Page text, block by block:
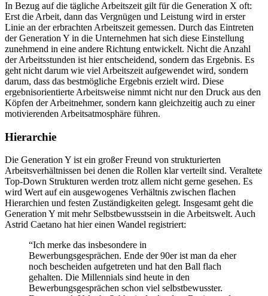
In Bezug auf die tägliche Arbeitszeit gilt für die Generation X oft:
Erst die Arbeit, dann das Vergnügen und Leistung wird in erster
Linie an der erbrachten Arbeitszeit gemessen. Durch das Eintreten
der Generation Y in die Unternehmen hat sich diese Einstellung
zunehmend in eine andere Richtung entwickelt. Nicht die Anzahl
der Arbeitsstunden ist hier entscheidend, sondern das Ergebnis. Es
geht nicht darum wie viel Arbeitszeit aufgewendet wird, sondern
darum, dass das bestmögliche Ergebnis erzielt wird. Diese
ergebnisorientierte Arbeitsweise nimmt nicht nur den Druck aus den
Köpfen der Arbeitnehmer, sondern kann gleichzeitig auch zu einer
motivierenden Arbeitsatmosphäre führen.
Hierarchie
Die Generation Y ist ein großer Freund von strukturierten
Arbeitsverhältnissen bei denen die Rollen klar verteilt sind. Veraltete
Top-Down Strukturen werden trotz allem nicht gerne gesehen. Es
wird Wert auf ein ausgewogenes Verhältnis zwischen flachen
Hierarchien und festen Zuständigkeiten gelegt. Insgesamt geht die
Generation Y mit mehr Selbstbewusstsein in die Arbeitswelt. Auch
Astrid Caetano hat hier einen Wandel registriert:
“Ich merke das insbesondere in
Bewerbungsgesprächen. Ende der 90er ist man da eher
noch bescheiden aufgetreten und hat den Ball flach
gehalten. Die Millennials sind heute in den
Bewerbungsgesprächen schon viel selbstbewusster.